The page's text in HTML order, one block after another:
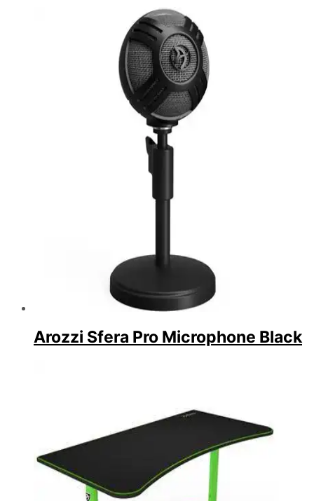
Arozzi Sfera Pro Microphone Black